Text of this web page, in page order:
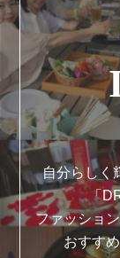
自分らしく
「
ファッショ
おすす